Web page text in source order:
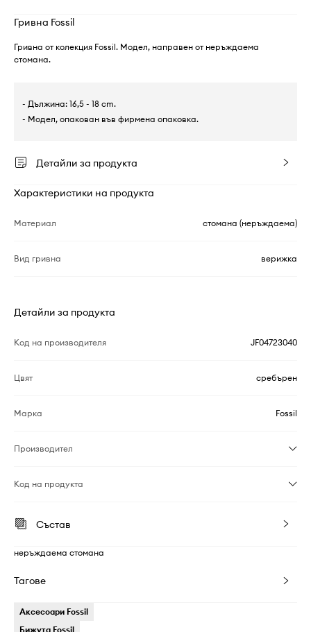
Гривна Fossil
Гривна от колекция Fossil. Модел, направен от неръждаема
стомана.
- Дължина: 16,5 - 18 cm.
- Модел, опакован във фирмена опаковка.
Детайли за продукта
Характеристики на продукта
Материал стомана (неръждаема)
Вид гривна верижка
Детайли за продукта
Код на производителя JF04723040
Цвят сребърен
Марка Fossil
Производител
Код на продукта
Състав
неръждаема стомана
Тагове
Аксесоари Fossil
Бижута Fossil